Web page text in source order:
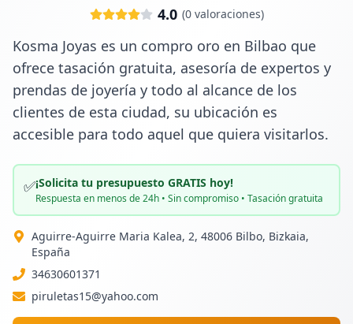
4.0 (0valoraciones)
Kosma Joyas es un compro oro en Bilbao que
ofrece tasación gratuita, asesoría de expertos y
prendas de joyería y todo al alcance de los
clientes de esta ciudad, su ubicación es
accesible para todo aquel que quiera visitarlos.
✅¡Solicita tu presupuesto GRATIS hoy!
Respuesta en menos de 24h • Sin compromiso • Tasación gratuita
Aguirre-Aguirre Maria Kalea, 2, 48006 Bilbo, Bizkaia,
España
34630601371
piruletas15@yahoo.com